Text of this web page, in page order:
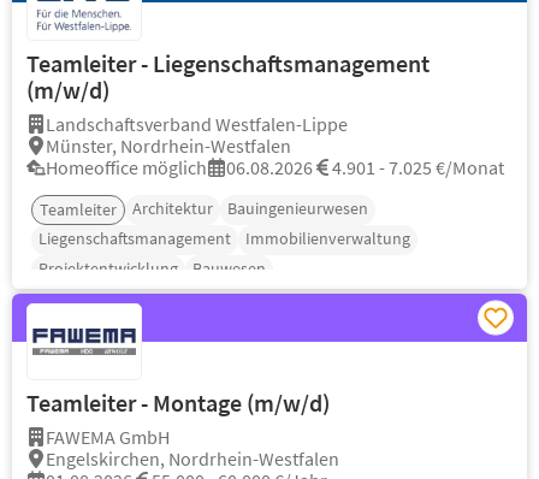
Teamleiter - Liegenschaftsmanagement
(m/w/d)
Landschaftsverband Westfalen-Lippe
Münster, Nordrhein-Westfalen
Homeoffice möglich
06.08.2026 4.901 - 7.025 €/Monat
Teamleiter Architektur
Bauingenieurwesen
Liegenschaftsmanagement
Immobilienverwaltung
Projektentwicklung
Bauwesen
Teamleiter - Montage (m/w/d)
FAWEMA GmbH
Engelskirchen, Nordrhein-Westfalen